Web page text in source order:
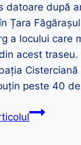
care
un
an
și
jumătate
m-
a
învăţat
datoare după
Țara
a locului care
acest traseu.
Cisterciană
peste 40
Abația